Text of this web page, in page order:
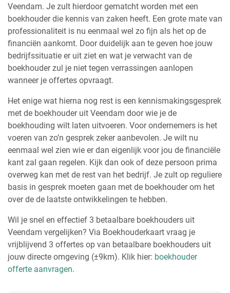
Veendam. Je zult hierdoor gematcht worden met een
boekhouder die kennis van zaken heeft. Een grote mate van
professionaliteit is nu eenmaal wel zo fijn als het op de
financiën aankomt. Door duidelijk aan te geven hoe jouw
bedrijfssituatie er uit ziet en wat je verwacht van de
boekhouder zul je niet tegen verrassingen aanlopen
wanneer je offertes opvraagt.
Het enige wat hierna nog rest is een kennismakingsgesprek
met de boekhouder uit Veendam door wie je de
boekhouding wilt laten uitvoeren. Voor ondernemers is het
voeren van zo’n gesprek zeker aanbevolen. Je wilt nu
eenmaal wel zien wie er dan eigenlijk voor jou de financiële
kant zal gaan regelen. Kijk dan ook of deze persoon prima
overweg kan met de rest van het bedrijf. Je zult op reguliere
basis in gesprek moeten gaan met de boekhouder om het
over de de laatste ontwikkelingen te hebben.
Wil je snel en effectief 3 betaalbare boekhouders uit
Veendam vergelijken? Via Boekhouderkaart vraag je
vrijblijvend 3 offertes op van betaalbare boekhouders uit
jouw directe omgeving (±9km). Klik hier: boekhouder
offerte aanvragen.